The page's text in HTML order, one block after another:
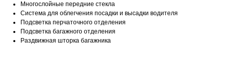
Многослойные передние стекла
Система для облегчения посадки и высадки водителя
Подсветка перчаточного отделения
Подсветка багажного отделения
Раздвижная шторка багажника